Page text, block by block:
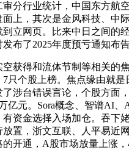
分行业统计，中国东方航
上，其次是金风科技、中
到立网页。比来中日之间的
布了2025年度预亏通知布告
得和流体节制等相关的
7只个股上榜。焦点缘由就
了涉台错误言论，个股方面
亿元。Sora概念、智谱AI
资金选择入场加仓。吞下
放置，浙文互联、人平易近
开通，A股市场放量上涨